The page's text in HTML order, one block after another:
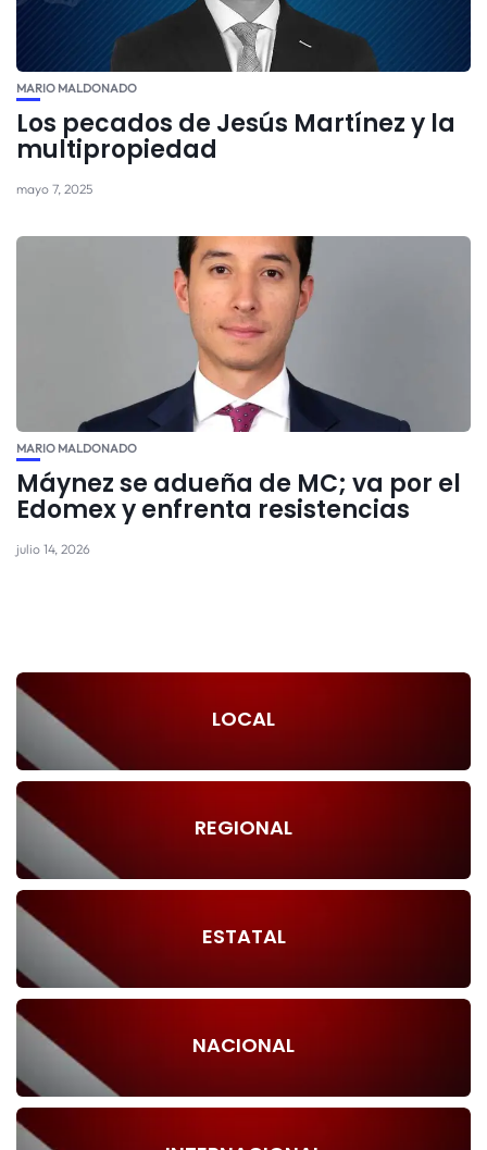
MARIO MALDONADO
Los pecados de Jesús Martínez y la
multipropiedad
mayo 7, 2025
MARIO MALDONADO
Máynez se adueña de MC; va por el
Edomex y enfrenta resistencias
julio 14, 2026
LOCAL
REGIONAL
ESTATAL
NACIONAL